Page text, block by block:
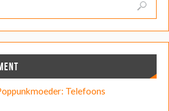
Telefoons